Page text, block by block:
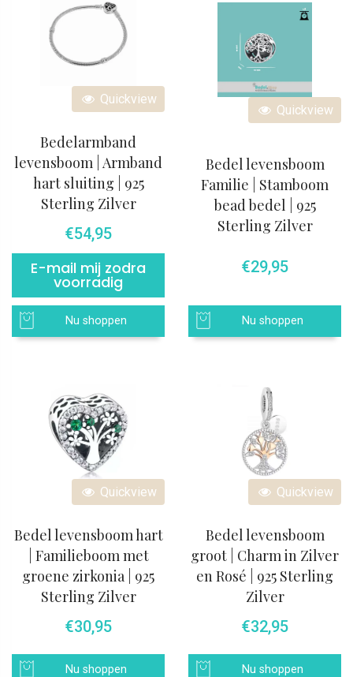
Quickview
Bedelarmband
levensboom | Armband
hart sluiting | 925
Sterling Zilver
€54,95
E-mail mij zodra
voorradig
Nu shoppen
Quickview
Bedel levensboom
Familie | Stamboom
bead bedel | 925
Sterling Zilver
€29,95
Nu shoppen
Quickview
Bedel levensboom hart
| Familieboom met
groene zirkonia | 925
Sterling Zilver
€30,95
Nu shoppen
Quickview
Bedel levensboom
groot | Charm in Zilver
en Rosé | 925 Sterling
Zilver
€32,95
Nu shoppen